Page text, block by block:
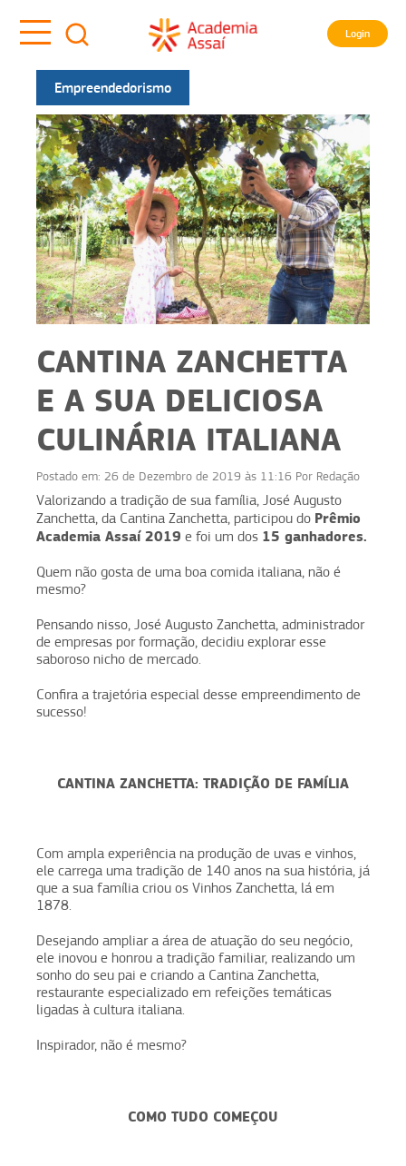
Login
Empreendedorismo
CANTINA ZANCHETTA
E A SUA DELICIOSA
CULINÁRIA ITALIANA
Postado em: 26 de Dezembro de 2019 às 11:16 Por Redação
Valorizando a tradição de sua família, José Augusto
Zanchetta, da Cantina Zanchetta, participou do Prêmio
Academia Assaí 2019 e foi um dos 15 ganhadores.
Quem não gosta de uma boa comida italiana, não é
mesmo?
Pensando nisso, José Augusto Zanchetta, administrador
de empresas por formação, decidiu explorar esse
saboroso nicho de mercado.
Confira a trajetória especial desse empreendimento de
sucesso!
CANTINA ZANCHETTA: TRADIÇÃO DE FAMÍLIA
Com ampla experiência na produção de uvas e vinhos,
ele carrega uma tradição de 140 anos na sua história, já
que a sua família criou os Vinhos Zanchetta, lá em
1878.
Desejando ampliar a área de atuação do seu negócio,
ele inovou e honrou a tradição familiar, realizando um
sonho do seu pai e criando a Cantina Zanchetta,
restaurante especializado em refeições temáticas
ligadas à cultura italiana.
Inspirador, não é mesmo?
COMO TUDO COMEÇOU